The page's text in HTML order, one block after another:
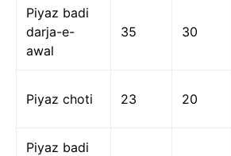
Piyaz badi
darja-e-
awal
35 30
Piyaz choti 23 20
Piyaz badi